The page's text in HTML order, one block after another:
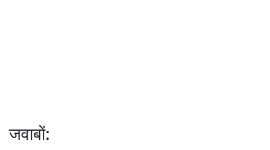
जवाबों: